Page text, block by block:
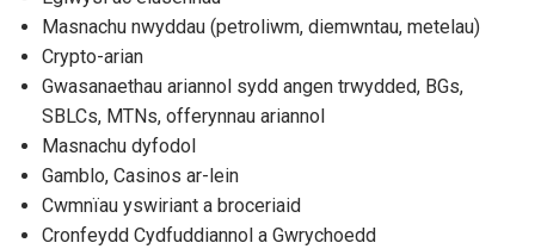
Masnachu nwyddau (petroliwm, diemwntau, metelau)
Crypto-arian
Gwasanaethau ariannol sydd angen trwydded, BGs,
SBLCs, MTNs, offerynnau ariannol
Masnachu dyfodol
Gamblo, Casinos ar-lein
Cwmnïau yswiriant a broceriaid
Cronfeydd Cydfuddiannol a Gwrychoedd